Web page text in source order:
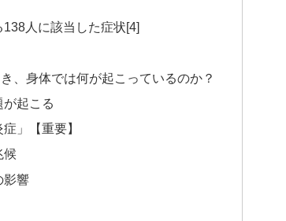
人に該当した症状[4]
、身体では何が起こっているのか？
が起こる
」【重要】
候
影響